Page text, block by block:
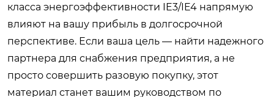
класса энергоэффективности IE3/IE4 напрямую
влияют на вашу прибыль в долгосрочной
перспективе. Если ваша цель — найти надежного
партнера для снабжения предприятия, а не
просто совершить разовую покупку, этот
материал станет вашим руководством по